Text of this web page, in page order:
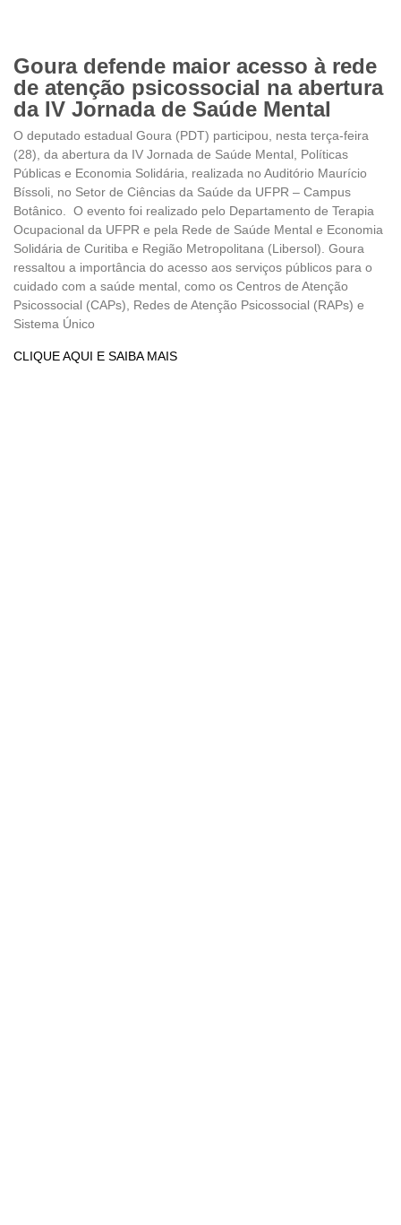
Goura defende maior acesso à rede
de atenção psicossocial na abertura
da IV Jornada de Saúde Mental
O deputado estadual Goura (PDT) participou, nesta terça-feira
(28), da abertura da IV Jornada de Saúde Mental, Políticas
Públicas e Economia Solidária, realizada no Auditório Maurício
Bíssoli, no Setor de Ciências da Saúde da UFPR – Campus
Botânico. O evento foi realizado pelo Departamento de Terapia
Ocupacional da UFPR e pela Rede de Saúde Mental e Economia
Solidária de Curitiba e Região Metropolitana (Libersol). Goura
ressaltou a importância do acesso aos serviços públicos para o
cuidado com a saúde mental, como os Centros de Atenção
Psicossocial (CAPs), Redes de Atenção Psicossocial (RAPs) e
Sistema Único
CLIQUE AQUI E SAIBA MAIS